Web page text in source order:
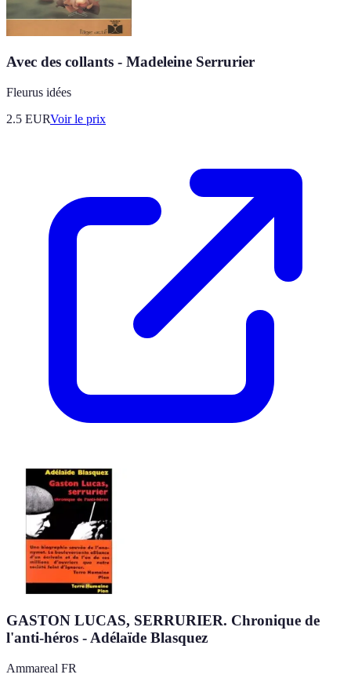
Avec des collants - Madeleine Serrurier
Fleurus idées
2.5 EURVoir le prix
GASTON LUCAS, SERRURIER. Chronique de
l'anti-héros - Adélaïde Blasquez
Ammareal FR